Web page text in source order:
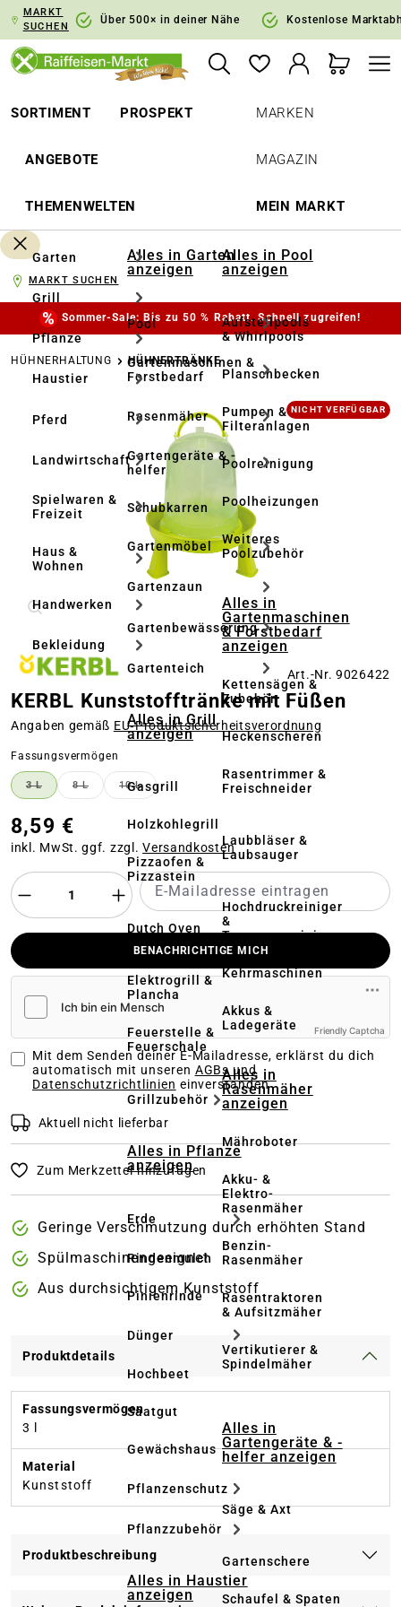
Zur Hauptnavigation springen
MARKT
SUCHEN
Über 500× in deiner Nähe Kostenlose
SORTIMENT PROSPEKT
ANGEBOTE
THEMENWELTEN
MARKEN
MAGAZIN
MEIN MARKT
Garten
Grill
Pflanze
Haustier
Pferd
Landwirtschaft
Spielwaren &
Freizeit
Haus &
Wohnen
Handwerken
Bekleidung
Alles in Garten
anzeigen
Pool
Gartenmaschinen &
Forstbedarf
Rasenmäher
Gartengeräte & -
helfer
Schubkarren
Gartenmöbel
Gartenzaun
Gartenbewässerung
Gartenteich
Alles in Grill
anzeigen
Gasgrill
Holzkohlegrill
Pizzaofen &
Pizzastein
Dutch Oven
Elektrogrill &
Plancha
Feuerstelle &
Feuerschale
Grillzubehör
Alles in Pflanze
anzeigen
Erde
Rindenmulch
Pinienrinde
Dünger
Hochbeet
Saatgut
Gewächshaus
Pflanzenschutz
Pflanzzubehör
Alles in Haustier
anzeigen
Alles in Pool
anzeigen
Aufstellpools
& Whirlpools
Planschbecken
Pumpen &
Filteranlagen
Poolreinigung
Poolheizungen
Weiteres
Poolzubehör
Alles in
Gartenmaschinen
& Forstbedarf
anzeigen
Kettensägen &
Zubehör
Heckenscheren
Rasentrimmer &
Freischneider
Laubbläser &
Laubsauger
Hochdruckreiniger
&
Terrassenreinigung
Kehrmaschinen
Akkus &
Ladegeräte
Alles in
Rasenmäher
anzeigen
Mähroboter
Akku- &
Elektro-
Rasenmäher
Benzin-
Rasenmäher
Rasentraktoren
& Aufsitzmäher
Vertikutierer &
Spindelmäher
Alles in
Gartengeräte & -
helfer anzeigen
Säge & Axt
Gartenschere
Schaufel & Spaten
MARKT SUCHEN
Sommer-Sale: Bis zu 50 % Rabatt. Schnell zugreifen!
HÜHNERHALTUNG HÜHNERTRÄNKE
Bildergalerie überspringen NICHT VERFÜGBAR
Art.-Nr. 9026422
KERBL Kunststofftränke mit Füßen
Angaben gemäß EU‑Produktsicherheitsverordnung
Fassungsvermögen
3 L(DIESE OPTION IST ZURZEIT NICHT VERFÜGBAR.)
8 L(DIESE OPTION IST ZURZEIT NICHT VERFÜGBAR.)
10 L(DIESE OPTION IST ZURZEIT NICHT
8,59 €
inkl. MwSt. ggf. zzgl.Versandkosten
BENACHRICHTIGE MICH
Friendly Captcha
Mit dem Senden deiner E-Mailadresse, erklärst du dich
automatisch mit unseren AGBs und
Datenschutzrichtlinien einverstanden
Aktuell nicht lieferbar
Zum Merkzettel hinzufügen
Geringe Verschmutzung durch erhöhten Stand
Spülmaschinengeeignet
Aus durchsichtigem Kunststoff
Produktdetails
Fassungsvermögen
3 l
Material
Kunststoff
Produktbeschreibung